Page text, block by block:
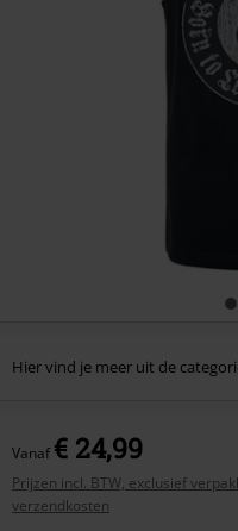
Hier vind je meer uit de
Vanaf€ 24,99
Prijzen incl. BTW, exclusief
verzendkosten